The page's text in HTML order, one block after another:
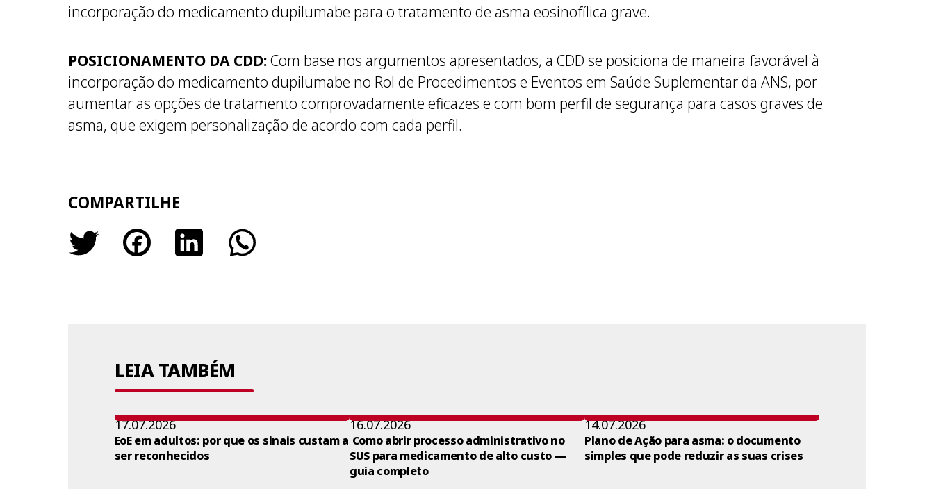
incorporação do medicamento dupilumabe para o tratamento de asma eosinofílica grave.
POSICIONAMENTO DA CDD:Com base nos argumentos apresentados, a CDD se posiciona de maneira favorável à
incorporação do medicamento dupilumabe no Rol de Procedimentos e Eventos em Saúde Suplementar da ANS, por
aumentar as opções de tratamento comprovadamente eficazes e com bom perfil de segurança para casos graves de
asma, que exigem personalização de acordo com cada perfil.
COMPARTILHE
LEIA TAMBÉM
17.07.2026
EoE em adultos: por que os sinais custam a
ser reconhecidos
16.07.2026
Como abrir processo administrativo no
SUS para medicamento de alto custo —
guia completo
14.07.2026
Plano de Ação para asma: o documento
simples que pode reduzir as suas crises